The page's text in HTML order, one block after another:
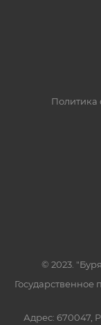
Политика
© 2023.
Государственное
Адрес: 670047,